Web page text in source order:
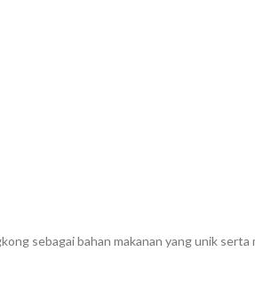
sebagai bahan makanan yang unik